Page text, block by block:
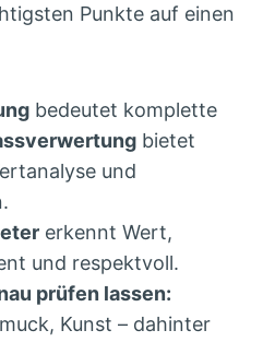
Punkte auf einen
bedeutet komplette
bietet
und
erkennt Wert,
und respektvoll.
prüfen lassen:
Kunst – dahinter